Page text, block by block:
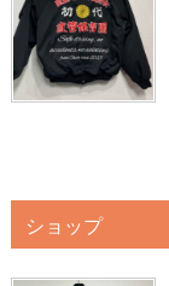
ショップ